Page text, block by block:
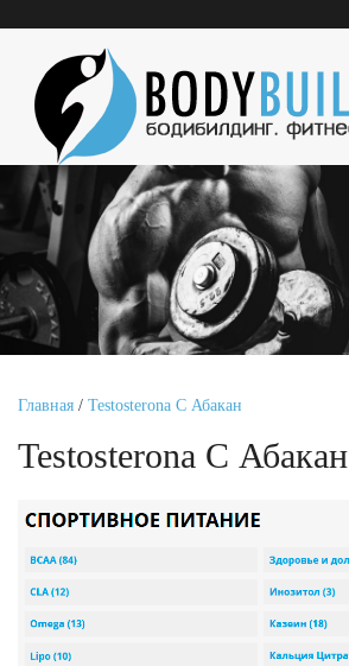
Главная / Testosterona C Абакан
Testosterona C Абакан